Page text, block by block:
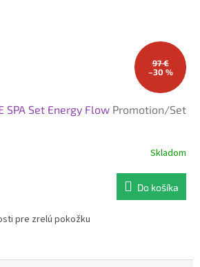
97 €
–30 %
SPA Set Energy Flow Promotion/Set
Skladom
Do košíka
pre zrelú pokožku